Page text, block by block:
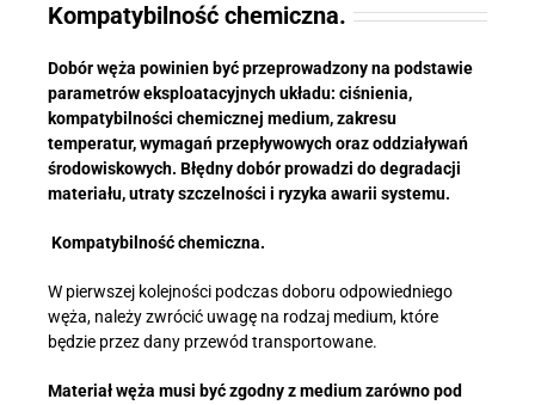
Kompatybilność chemiczna.
Dobór węża powinien być przeprowadzony na podstawie
parametrów eksploatacyjnych układu: ciśnienia,
kompatybilności chemicznej medium, zakresu
temperatur, wymagań przepływowych oraz oddziaływań
środowiskowych. Błędny dobór prowadzi do degradacji
materiału, utraty szczelności i ryzyka awarii systemu.
Kompatybilność chemiczna.
W pierwszej kolejności podczas doboru odpowiedniego
węża, należy zwrócić uwagę na rodzaj medium, które
będzie przez dany przewód transportowane.
Materiał węża musi być zgodny z medium zarówno pod